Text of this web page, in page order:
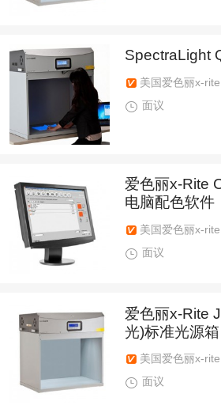
SpectraLight
美国爱色丽x-
面议
爱色丽x-Rite
电脑配色软件
美国爱色丽x-
面议
爱色丽x-Rite
光)标准光源箱
美国爱色丽x-
面议